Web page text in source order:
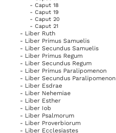
- Caput 18
- Caput 19
- Caput 20
- Caput 21
- Liber Ruth
- Liber Primus Samuelis
- Liber Secundus Samuelis
- Liber Primus Regum
- Liber Secundus Regum
- Liber Primus Paralipomenon
- Liber Secundus Paralipomenon
- Liber Esdrae
- Liber Nehemiae
- Liber Esther
- Liber Iob
- Liber Psalmorum
- Liber Proverbiorum
- Liber Ecclesiastes